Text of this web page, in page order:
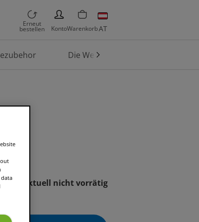
Erneut
bestellen
PERSON
KontoWarenkorbAT
Die Welt von TASSIMO
Aktuell nicht vorrätig